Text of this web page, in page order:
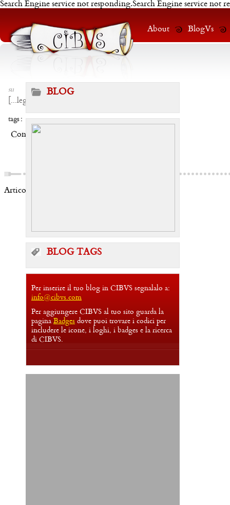
Search Engine service not responding.Search Engine service not
About BlogVs
su
...leggi
tags :
Condividi:
Articoli correlati:
BLOG
BLOG TAGS
Per inserire il tuo blog in CIBVS segnalalo a:
info@cibvs.com
Per aggiungere CIBVS al tuo sito guarda la
pagina Badges dove puoi trovare i codici per
includere le icone, i loghi, i badges e la ricerca
di CIBVS.